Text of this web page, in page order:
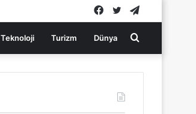
Twitter
Facebook
Teknoloji Turizm Dünya Arama
yap